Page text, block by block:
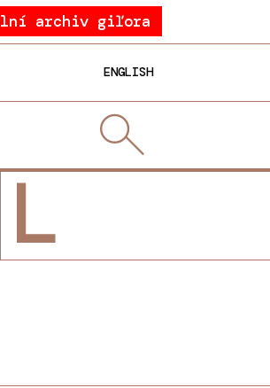
archiv giľora
ENGLISH
L